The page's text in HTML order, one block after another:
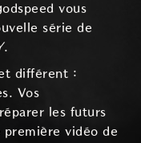
vous
série de
.
différent :
Vos
les futurs
première vidéo de